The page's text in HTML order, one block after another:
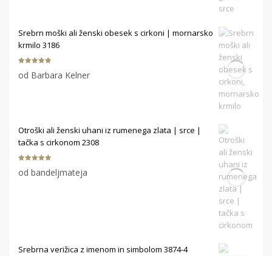
Srebrn moški ali ženski obesek s cirkoni | mornarsko
krmilo 3186
od 5
od Barbara Kelner
Otroški ali ženski uhani iz rumenega zlata | srce |
tačka s cirkonom 2308
od 5
od bandeljmateja
Srebrna verižica z imenom in simbolom 3874-4